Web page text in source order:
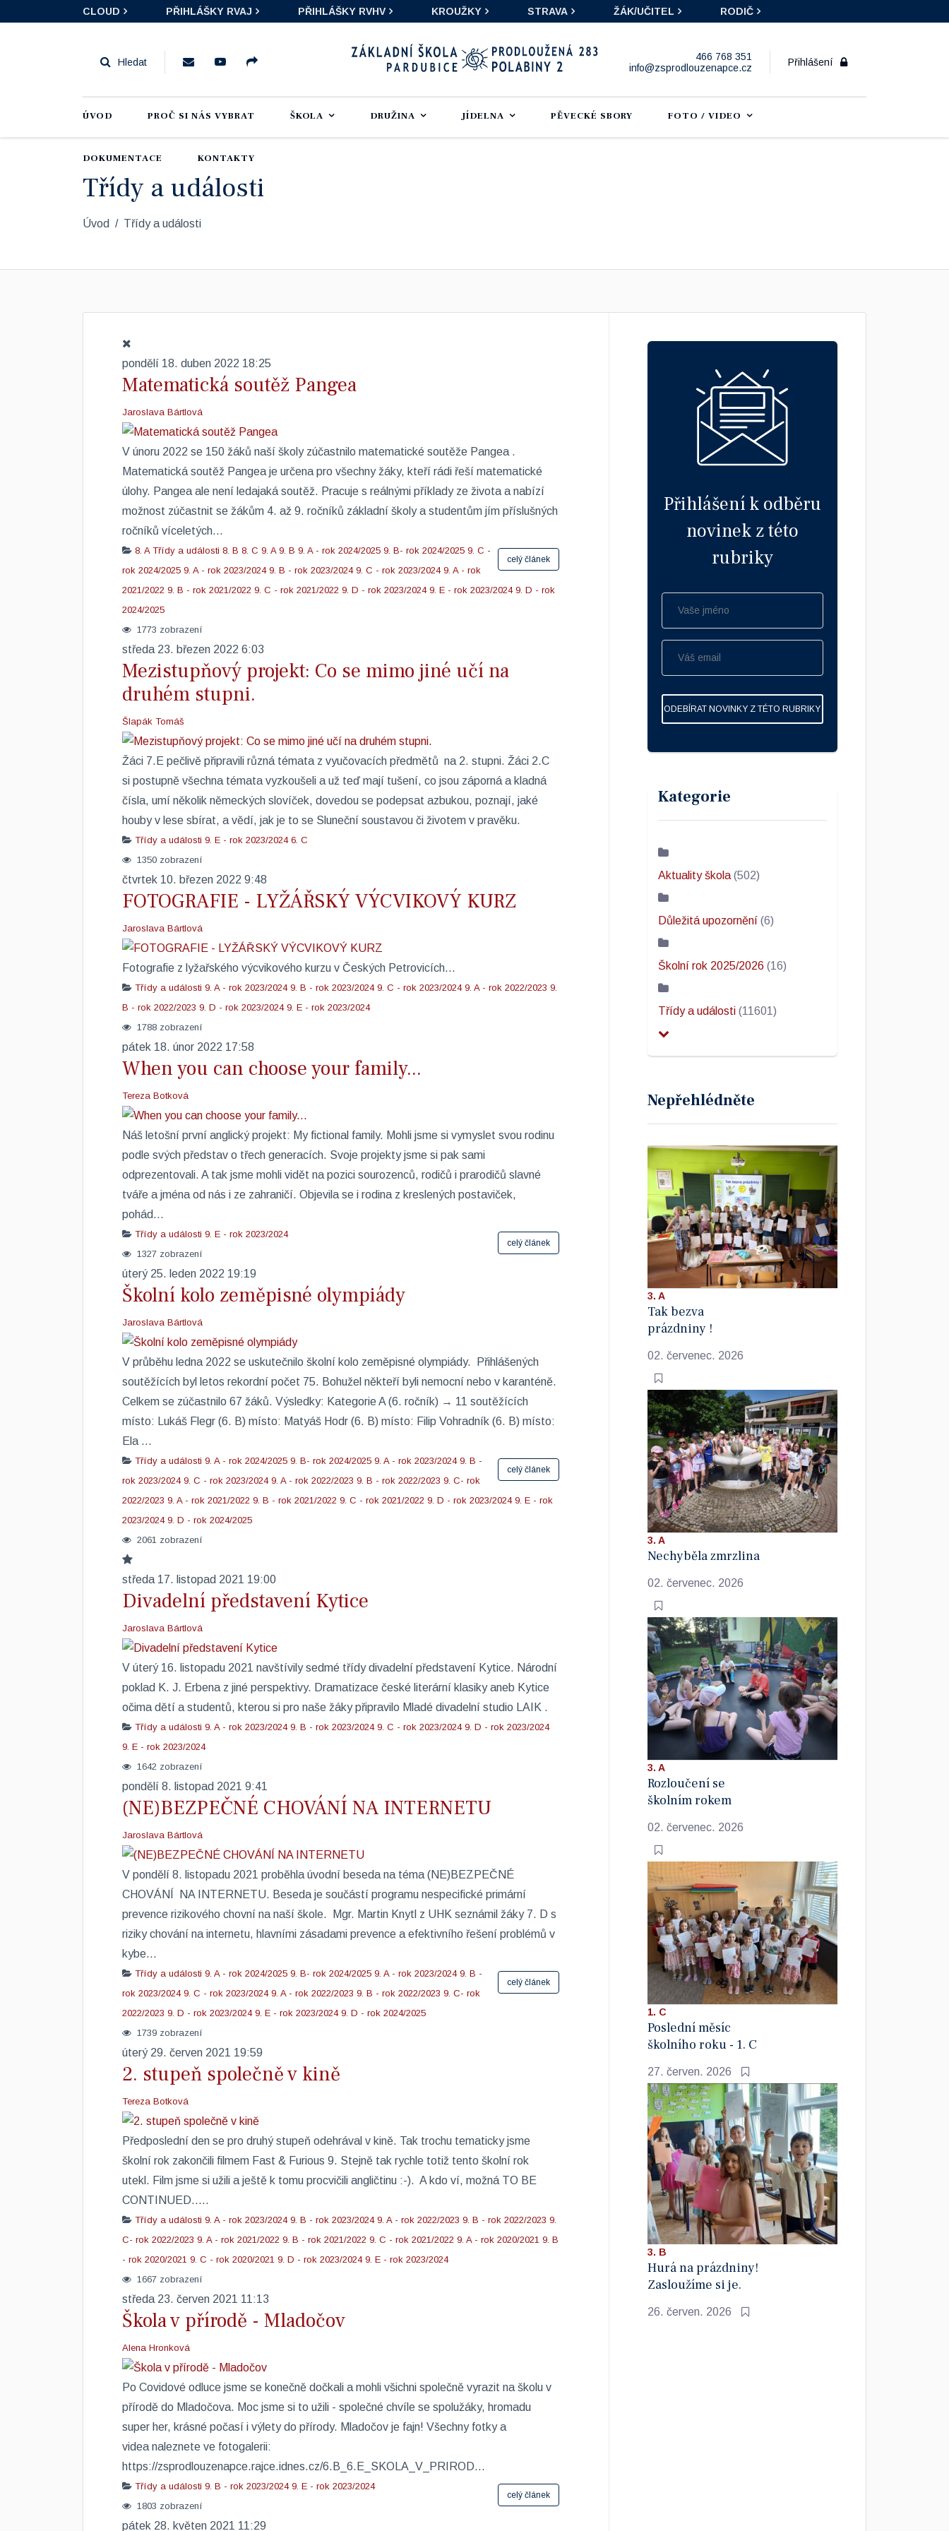
CLOUD PŘIHLÁŠKY RVAJ PŘIHLÁŠKY RVHV KROUŽKY STRAVA ŽÁK/UČITEL RODIČ
Přihlášení
466 768 351
info@zsprodlouzenapce.cz
ÚVOD PROČ SI NÁS VYBRAT ŠKOLA DRUŽINA JÍDELNA PĚVECKÉ SBORY FOTO / VIDEO
DOKUMENTACE KONTAKTY
Třídy a události
Úvod Třídy a události
pondělí 18. duben 2022 18:25
Matematická soutěž Pangea
Jaroslava Bártlová
V únoru 2022 se 150 žáků naší školy zúčastnilo matematické soutěže Pangea .
Matematická soutěž Pangea je určena pro všechny žáky, kteří rádi řeší matematické
úlohy. Pangea ale není ledajaká soutěž. Pracuje s reálnými příklady ze života a nabízí
možnost zúčastnit se žákům 4. až 9. ročníků základní školy a studentům jím příslušných
ročníků víceletých...
celý článek
8. A Třídy a události 8. B 8. C 9. A 9. B 9. A - rok 2024/2025 9. B- rok 2024/2025 9. C -
rok 2024/2025 9. A - rok 2023/2024 9. B - rok 2023/2024 9. C - rok 2023/2024 9. A - rok
2021/2022 9. B - rok 2021/2022 9. C - rok 2021/2022 9. D - rok 2023/2024 9. E - rok 2023/2024 9. D - rok
2024/2025
1773 zobrazení
středa 23. březen 2022 6:03
Mezistupňový projekt: Co se mimo jiné učí na
druhém stupni.
Šlapák Tomáš
Žáci 7.E pečlivě připravili různá témata z vyučovacích předmětů ​ na 2. stupni. Žáci 2.C
si postupně všechna témata vyzkoušeli a už teď mají tušení, co jsou záporná a kladná
čísla, umí několik německých slovíček, dovedou se podepsat azbukou, poznají, jaké
houby v lese sbírat, a vědí, jak je to se Sluneční soustavou či životem v pravěku.
Třídy a události 9. E - rok 2023/2024 6. C
1350 zobrazení
čtvrtek 10. březen 2022 9:48
FOTOGRAFIE - LYŽÁŘSKÝ VÝCVIKOVÝ KURZ
Jaroslava Bártlová
Fotografie z lyžařského výcvikového kurzu v Českých Petrovicích...
Třídy a události 9. A - rok 2023/2024 9. B - rok 2023/2024 9. C - rok 2023/2024 9. A - rok 2022/2023 9.
B - rok 2022/2023 9. D - rok 2023/2024 9. E - rok 2023/2024
1788 zobrazení
pátek 18. únor 2022 17:58
When you can choose your family...
Tereza Botková
Náš letošní první anglický projekt: My fictional family. Mohli jsme si vymyslet svou rodinu
podle svých představ o třech generacích. Svoje projekty jsme si pak sami
odprezentovali. A tak jsme mohli vidět na pozici sourozenců, rodičů i prarodičů slavné
tváře a jména od nás i ze zahraničí. Objevila se i rodina z kreslených postaviček,
pohád...
celý článek
Třídy a události 9. E - rok 2023/2024
1327 zobrazení
úterý 25. leden 2022 19:19
Školní kolo zeměpisné olympiády
Jaroslava Bártlová
V průběhu ledna 2022 se uskutečnilo školní kolo zeměpisné olympiády. Přihlášených
soutěžících byl letos rekordní počet 75. Bohužel někteří byli nemocní nebo v karanténě.
Celkem se zúčastnilo 67 žáků. Výsledky: Kategorie A (6. ročník) → 11 soutěžících
místo: Lukáš Flegr (6. B) místo: Matyáš Hodr (6. B) místo: Filip Vohradník (6. B) místo:
Ela ...
celý článek
Třídy a události 9. A - rok 2024/2025 9. B- rok 2024/2025 9. A - rok 2023/2024 9. B -
rok 2023/2024 9. C - rok 2023/2024 9. A - rok 2022/2023 9. B - rok 2022/2023 9. C- rok
2022/2023 9. A - rok 2021/2022 9. B - rok 2021/2022 9. C - rok 2021/2022 9. D - rok 2023/2024 9. E - rok
2023/2024 9. D - rok 2024/2025
2061 zobrazení
středa 17. listopad 2021 19:00
Divadelní představení Kytice
Jaroslava Bártlová
V úterý 16. listopadu 2021 navštívily sedmé třídy divadelní představení Kytice. Národní
poklad K. J. Erbena z jiné perspektivy. Dramatizace české literární klasiky aneb Kytice
očima dětí a studentů, kterou si pro naše žáky připravilo Mladé divadelní studio LAIK ​. ​ ​ ​
Třídy a události 9. A - rok 2023/2024 9. B - rok 2023/2024 9. C - rok 2023/2024 9. D - rok 2023/2024
9. E - rok 2023/2024
1642 zobrazení
pondělí 8. listopad 2021 9:41
(NE)BEZPEČNÉ CHOVÁNÍ NA INTERNETU
Jaroslava Bártlová
V pondělí 8. listopadu 2021 proběhla úvodní beseda na téma (NE)BEZPEČNÉ
CHOVÁNÍ NA INTERNETU. Beseda je součástí programu nespecifické primární
prevence rizikového chovní na naší škole. Mgr. Martin Knytl z UHK seznámil žáky 7. D s
riziky chování na internetu, hlavními zásadami prevence a efektivního řešení problémů v
kybe...
celý článek
Třídy a události 9. A - rok 2024/2025 9. B- rok 2024/2025 9. A - rok 2023/2024 9. B -
rok 2023/2024 9. C - rok 2023/2024 9. A - rok 2022/2023 9. B - rok 2022/2023 9. C- rok
2022/2023 9. D - rok 2023/2024 9. E - rok 2023/2024 9. D - rok 2024/2025
1739 zobrazení
úterý 29. červen 2021 19:59
2. stupeň společně v kině
Tereza Botková
Předposlední den se pro druhý stupeň odehrával v kině. Tak trochu tematicky jsme
školní rok zakončili filmem Fast & Furious 9. Stejně tak rychle totiž tento školní rok
utekl. Film jsme si užili a ještě k tomu procvičili angličtinu :-). A kdo ví, možná TO BE
CONTINUED.....​ ​ ​
Třídy a události 9. A - rok 2023/2024 9. B - rok 2023/2024 9. A - rok 2022/2023 9. B - rok 2022/2023 9.
C- rok 2022/2023 9. A - rok 2021/2022 9. B - rok 2021/2022 9. C - rok 2021/2022 9. A - rok 2020/2021 9. B
- rok 2020/2021 9. C - rok 2020/2021 9. D - rok 2023/2024 9. E - rok 2023/2024
1667 zobrazení
středa 23. červen 2021 11:13
Škola v přírodě - Mladočov
Alena Hronková
​Po Covidové odluce jsme se konečně dočkali a mohli všichni společně vyrazit na školu v
přírodě do Mladočova. Moc jsme si to užili - společné chvíle se spolužáky, hromadu
super her, krásné počasí i výlety do přírody. Mladočov je fajn! Všechny fotky a
videa naleznete ve fotogalerii:
https://zsprodlouzenapce.rajce.idnes.cz/6.B_6.E_SKOLA_V_PRIROD...
celý článek
Třídy a události 9. B - rok 2023/2024 9. E - rok 2023/2024
1803 zobrazení
pátek 28. květen 2021 11:29
Přihlášení k odběru
novinek z této
rubriky
ODEBÍRAT NOVINKY Z TÉTO RUBRIKY
Kategorie
Aktuality škola (502)
Důležitá upozornění (6)
Školní rok 2025/2026 (16)
Třídy a události (11601)
Nepřehlédněte
3. A
Tak bezva
prázdniny !
02. červenec. 2026
3. A
Nechyběla zmrzlina
02. červenec. 2026
3. A
Rozloučení se
školním rokem
02. červenec. 2026
1. C
Poslední měsíc
školního roku - 1. C
27. červen. 2026
3. B
Hurá na prázdniny!
Zasloužíme si je.
26. červen. 2026